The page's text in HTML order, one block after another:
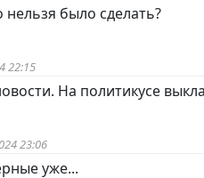
было сделать?
22:15
На политикусе
23:06
уже...